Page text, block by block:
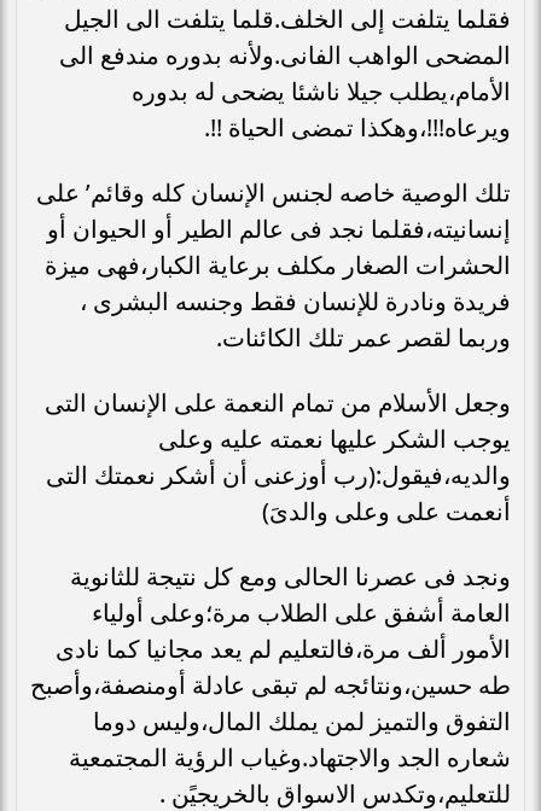
فقلما يتلفت إلى الخلف.قلما يتلفت الى الجيل
المضحى الواهب الفانى.ولأنه بدوره مندفع الى
الأمام،يطلب جيلا ناشئا يضحى له بدوره
ويرعاه!!!،وهكذا تمضى الحياة !!.
تلك الوصية خاصه لجنس الإنسان كله وقائم’ على
إنسانيته،فقلما نجد فى عالم الطير أو الحيوان أو
الحشرات الصغار مكلف برعاية الكبار،فهى ميزة
فريدة ونادرة للإنسان فقط وجنسه البشرى ،
وربما لقصر عمر تلك الكائنات.
وجعل الأسلام من تمام النعمة على الإنسان التى
يوجب الشكر عليها نعمته عليه وعلى
والديه،فيقول:(رب أوزعنى أن أشكر نعمتك التى
أنعمت على وعلى والدىَ)
ونجد فى عصرنا الحالى ومع كل نتيجة للثانوية
العامة أشفق على الطلاب مرة؛وعلى أولياء
الأمور ألف مرة،فالتعليم لم يعد مجانيا كما نادى
طه حسين،ونتائجه لم تبقى عادلة أومنصفة،وأصبح
التفوق والتميز لمن يملك المال،وليس دوما
شعاره الجد والاجتهاد.وغياب الرؤية المجتمعية
للتعليم،وتكدس الاسواق بالخريجيًن .